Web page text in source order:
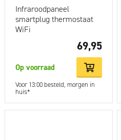
Infraroodpaneel
smartplug thermostaat
WiFi
69,95
Op voorraad
Voor 13:00 besteld, morgen in
huis*